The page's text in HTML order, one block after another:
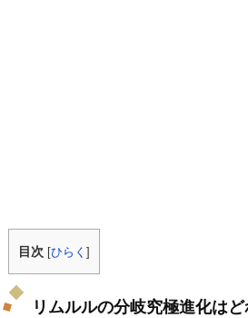
目次 [ひらく]
リムルルの分岐究極進化は